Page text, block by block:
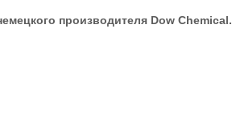
производителя Dow Chemiсal.